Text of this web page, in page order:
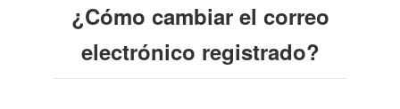
¿Cómo cambiar el correo
electrónico registrado?